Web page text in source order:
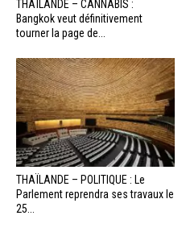
THAÏLANDE – CANNABIS :
Bangkok veut définitivement
tourner la page de...
THAÏLANDE – POLITIQUE : Le
Parlement reprendra ses travaux le
25...